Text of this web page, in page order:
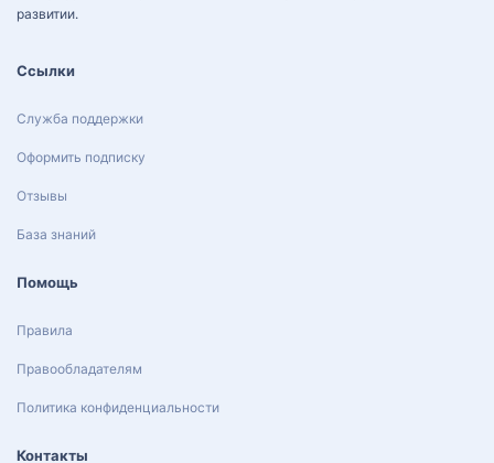
развитии.
Ссылки
Служба поддержки
Оформить подписку
Отзывы
База знаний
Помощь
Правила
Правообладателям
Политика конфиденциальности
Контакты